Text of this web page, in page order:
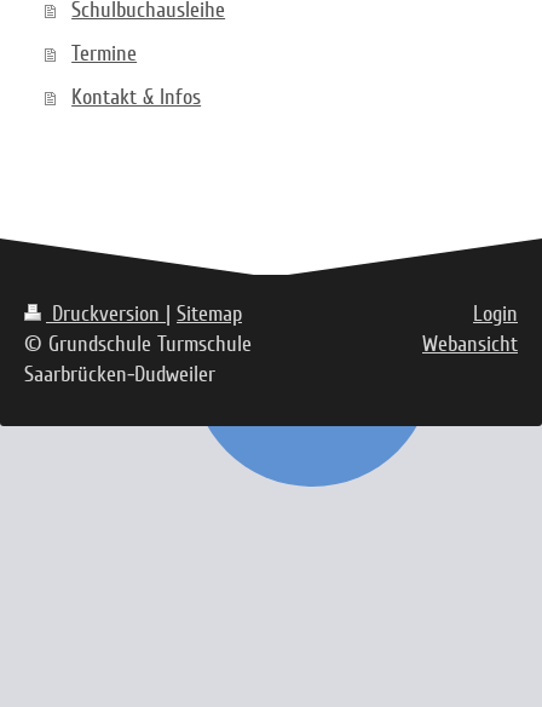
Schulbuchausleihe
Termine
Kontakt & Infos
Druckversion | Sitemap
© Grundschule Turmschule
Saarbrücken-Dudweiler
Login
Webansicht